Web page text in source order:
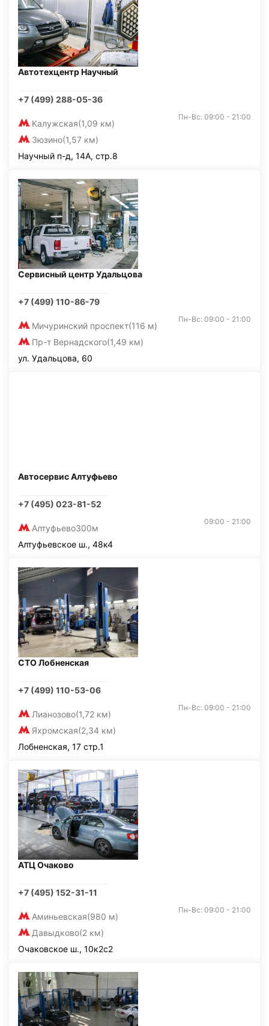
Автотехцентр Научный
+7 (499) 288-05-36
Калужская(1,09 км)
Зюзино(1,57 км)
Пн-Вс: 09:00 - 21:00
Научный п-д, 14А, стр.8
Сервисный центр Удальцова
+7 (499) 110-86-79
Мичуринский проспект(116 м)
Пр-т Вернадского(1,49 км)
Пн-Вс: 09:00 - 21:00
ул. Удальцова, 60
Автосервис Алтуфьево
+7 (495) 023-81-52
Алтуфьево300м
09:00 - 21:00
Алтуфьевское ш., 48к4
СТО Лобненская
+7 (499) 110-53-06
Лианозово(1,72 км)
Яхромская(2,34 км)
Пн-Вс: 09:00 - 21:00
Лобненская, 17 стр.1
АТЦ Очаково
+7 (495) 152-31-11
Аминьевская(980 м)
Давыдково(2 км)
Пн-Вс: 09:00 - 21:00
Очаковское ш., 10к2с2